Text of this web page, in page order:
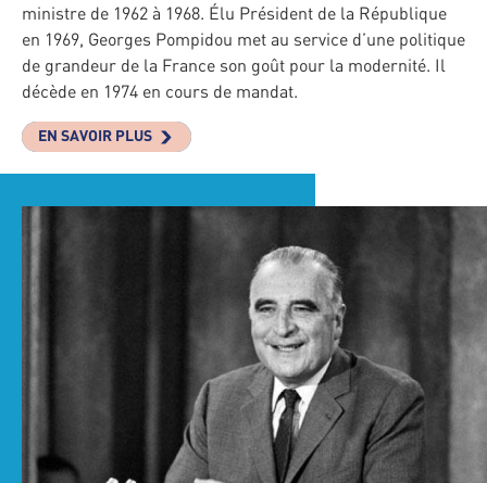
ministre de 1962 à 1968. Élu Président de la République
en 1969, Georges Pompidou met au service d’une politique
de grandeur de la France son goût pour la modernité. Il
décède en 1974 en cours de mandat.
EN SAVOIR PLUS